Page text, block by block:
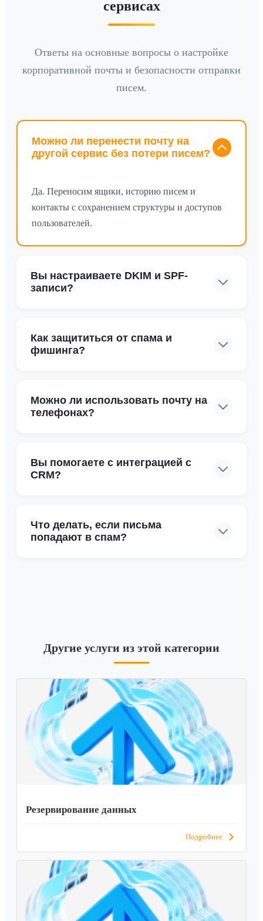
сервисах
Ответы на основные вопросы о настройке
корпоративной почты и безопасности отправки
писем.
Можно ли перенести почту на
другой сервис без потери писем?
Да. Переносим ящики, историю писем и
контакты с сохранением структуры и доступов
пользователей.
Вы настраиваете DKIM и SPF-
записи?
Как защититься от спама и
фишинга?
Можно ли использовать почту на
телефонах?
Вы помогаете с интеграцией с
CRM?
Что делать, если письма
попадают в спам?
Другие услуги из этой категории
Резервирование данных
Подробнее